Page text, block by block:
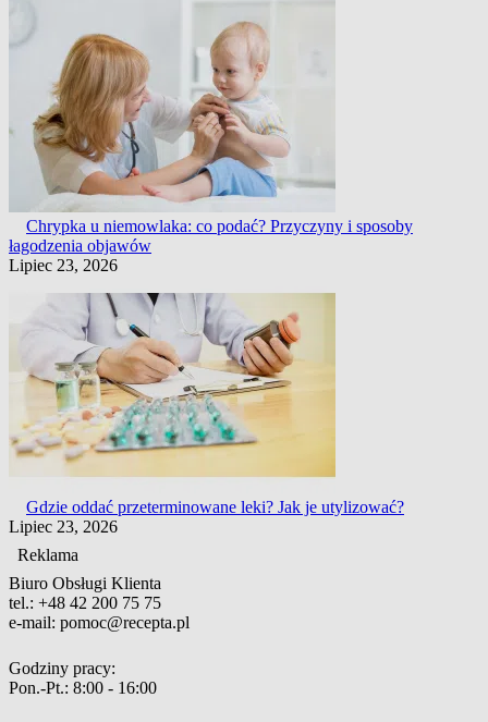
Chrypka u niemowlaka: co podać? Przyczyny i sposoby
łagodzenia objawów
Lipiec 23, 2026
Gdzie oddać przeterminowane leki? Jak je utylizować?
Lipiec 23, 2026
Reklama
Biuro Obsługi Klienta
tel.: +48 42 200 75 75
e-mail: pomoc@recepta.pl
Godziny pracy:
Pon.-Pt.: 8:00 - 16:00